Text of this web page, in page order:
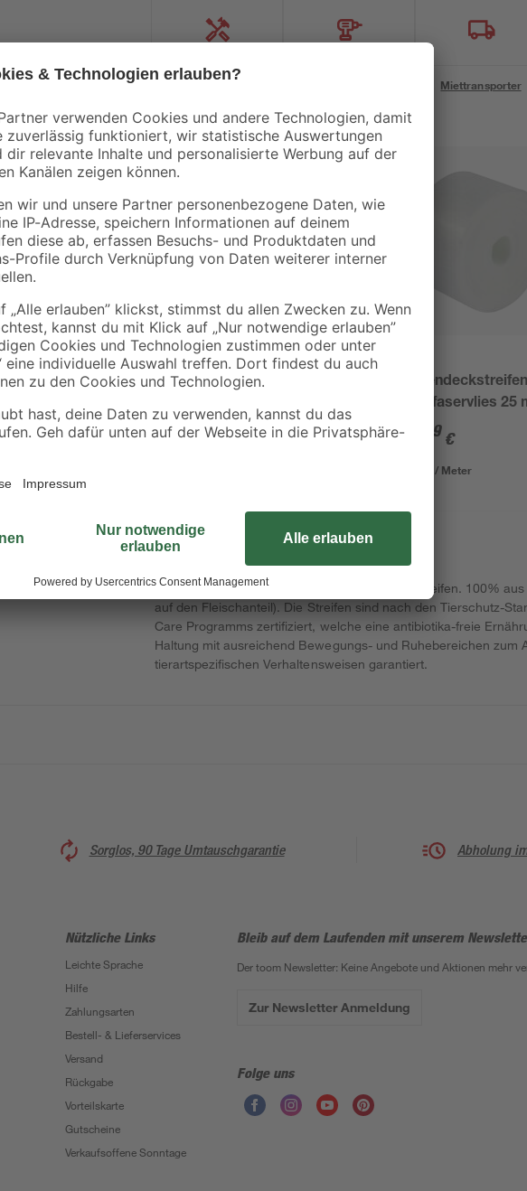
Miettransporter
Mengenrabatt
Bestseller
Knauf
Ausbauplatte 60 x
4,49 €/ m²
Knauf
Spachtelmasse
11,49€
Fugendeckstreifen
Glasfaservlies 25
2 49 €
0,10 € / Meter
Leckeres und fettarmes Hühnerfilet in feinen Streifen. 100%
auf den Fleischanteil). Die Streifen sind nach den Tierschutz-
Care Programms zertifiziert, welche eine antibiotika-freie
Haltung mit ausreichend Bewegungs- und Ruhebereichen zum
tierartspezifischen Verhaltensweisen garantiert.
Sorglos, 90 Tage Umtauschgarantie Abholung
Nützliche Links
Leichte Sprache
Hilfe
Zahlungsarten
Bestell- & Lieferservices
Versand
Rückgabe
Vorteilskarte
Gutscheine
Verkaufsoffene Sonntage
Bleib auf dem Laufenden mit unserem
Der toom Newsletter: Keine Angebote und Aktionen mehr
Zur Newsletter Anmeldung
Folge uns